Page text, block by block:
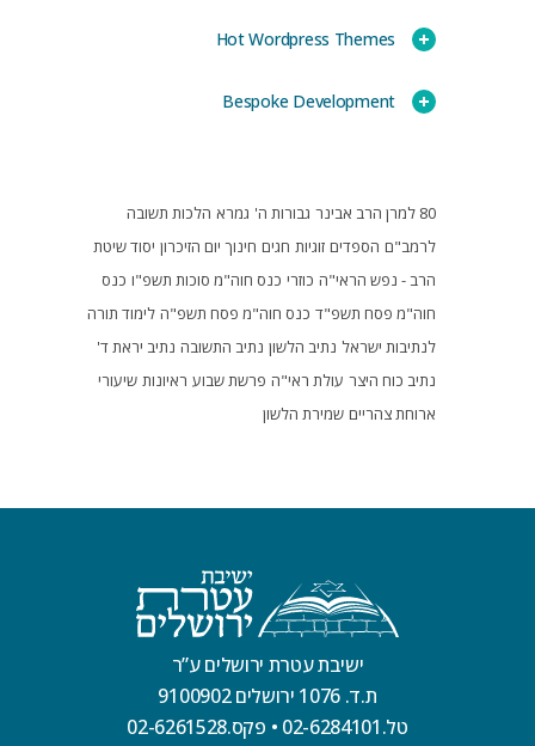
Hot Wordpress Themes
Bespoke Development
80 למרן הרב אבינר גבורות ה' גמרא הלכות תשובה
לרמב"ם הספדים זוגיות חגים חינוך יום הזיכרון יסוד שיטת
הרב - נפש הראי"ה כוזרי כנס חוה"מ סוכות תשפ"ו כנס
חוה"מ פסח תשפ"ד כנס חוה"מ פסח תשפ"ה לימוד תורה
לנתיבות ישראל נתיב הלשון נתיב התשובה נתיב יראת ד'
נתיב כוח היצר עולת ראי"ה פרשת שבוע ראיונות שיעורי
ארוחת צהריים שמירת הלשון
ישיבת עטרת ירושלים ע”ר
ת.ד. 1076 ירושלים 9100902
טל.02-6284101
• פקס.02-6261528